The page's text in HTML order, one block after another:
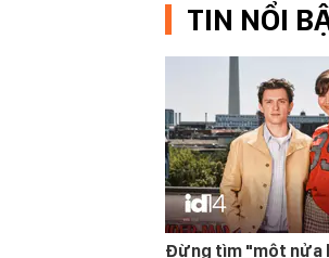
TIN NỔI
Đừng tìm "một nửa